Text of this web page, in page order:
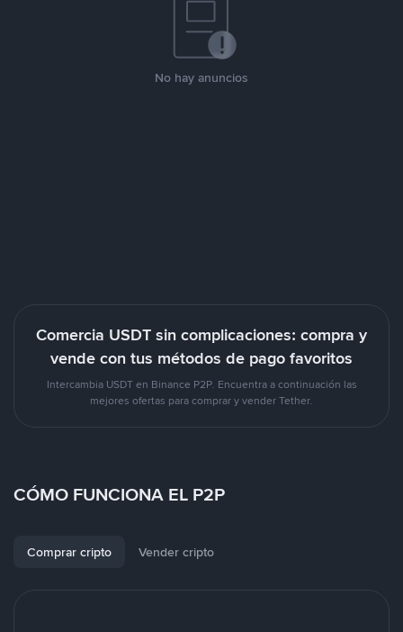
No hay anuncios
Comercia USDT sin complicaciones: compra y
vende con tus métodos de pago favoritos
Intercambia USDT en Binance P2P. Encuentra a continuación las
mejores ofertas para comprar y vender Tether.
CÓMO FUNCIONA EL P2P
Comprar cripto Vender cripto